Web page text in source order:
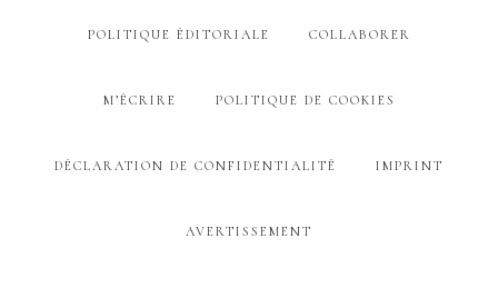
POLITIQUE ÉDITORIALE COLLABORER
M’ÉCRIRE POLITIQUE DE COOKIES
DÉCLARATION DE CONFIDENTIALITÉ IMPRINT
AVERTISSEMENT